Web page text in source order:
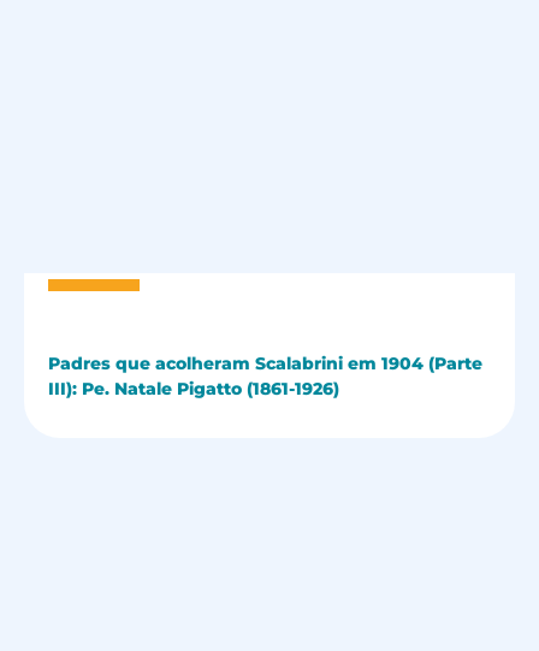
Padres que acolheram Scalabrini em 1904 (Parte
III): Pe. Natale Pigatto (1861-1926)